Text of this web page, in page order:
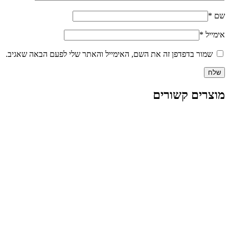
שם *
אימייל *
שמור בדפדפן זה את השם, האימייל והאתר שלי לפעם הבאה שאגיב.
מוצרים קשורים